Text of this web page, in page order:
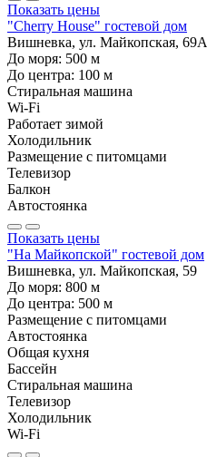
Показать цены
"Cherry House" гостевой дом
Вишневка, ул. Майкопская, 69А
До моря: 500 м
До центра: 100 м
Стиральная машина
Wi-Fi
Работает зимой
Холодильник
Размещение с питомцами
Телевизор
Балкон
Автостоянка
Показать цены
"На Майкопской" гостевой дом
Вишневка, ул. Майкопская, 59
До моря: 800 м
До центра: 500 м
Размещение с питомцами
Автостоянка
Общая кухня
Бассейн
Стиральная машина
Телевизор
Холодильник
Wi-Fi